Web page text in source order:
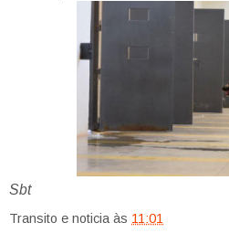
Sbt
Transito e noticia às 11:01